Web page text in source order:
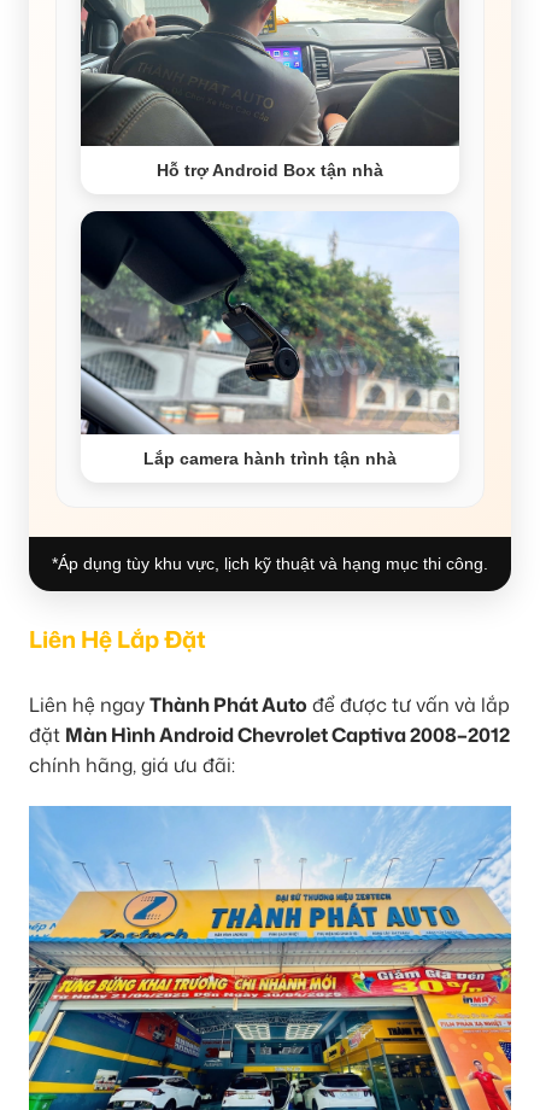
Hỗ trợ Android Box tận nhà
Lắp camera hành trình tận nhà
*Áp dụng tùy khu vực, lịch kỹ thuật và hạng mục thi công.
Liên Hệ Lắp Đặt
Liên hệ ngayThành Phát Auto để được tư vấn và lắp
đặt Màn Hình Android Chevrolet Captiva 2008–2012
chính hãng, giá ưu đãi: